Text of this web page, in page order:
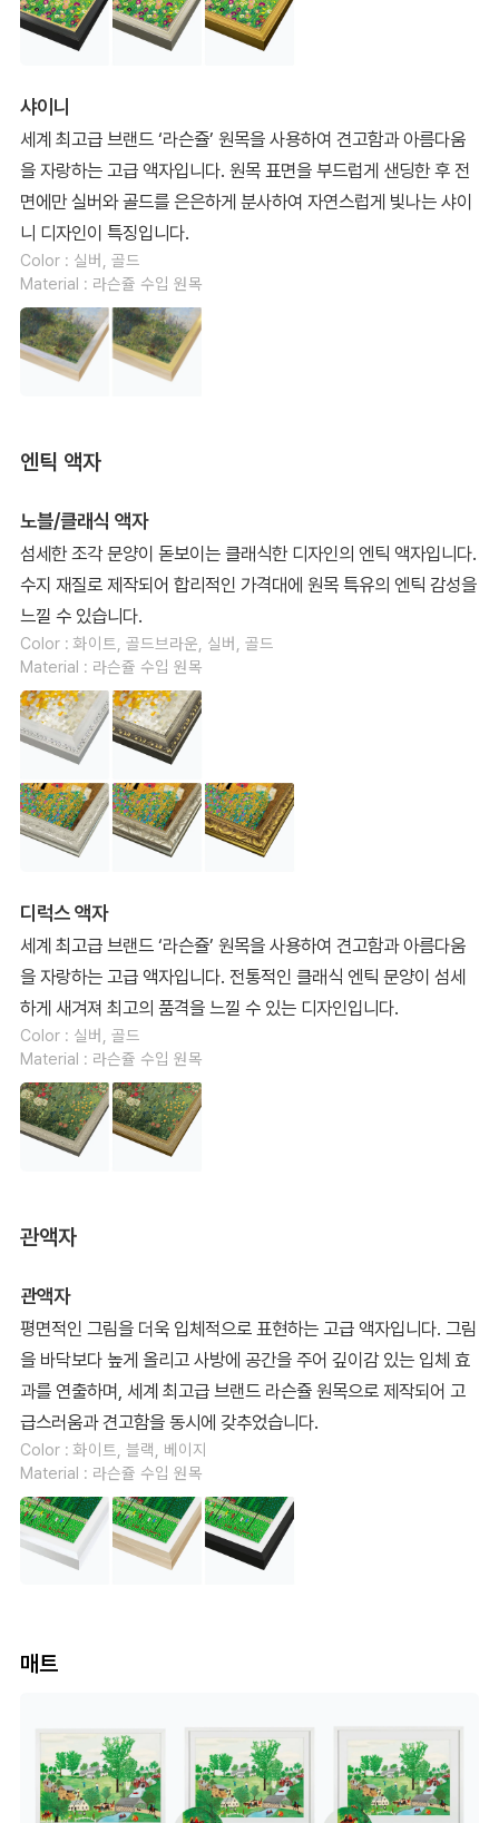
샤이니
세계 최고급 브랜드 ‘라슨쥴’ 원목을 사용하여 견고함과 아름다움
을 자랑하는 고급 액자입니다. 원목 표면을 부드럽게 샌딩한 후 전
면에만 실버와 골드를 은은하게 분사하여 자연스럽게 빛나는 샤이
니 디자인이 특징입니다.
Color : 실버, 골드
Material : 라슨쥴 수입 원목
엔틱 액자
노블/클래식 액자
섬세한 조각 문양이 돋보이는 클래식한 디자인의 엔틱 액자입니다.
수지 재질로 제작되어 합리적인 가격대에 원목 특유의 엔틱 감성을
느낄 수 있습니다.
Color : 화이트, 골드브라운, 실버, 골드
Material : 라슨쥴 수입 원목
디럭스 액자
세계 최고급 브랜드 ‘라슨쥴’ 원목을 사용하여 견고함과 아름다움
을 자랑하는 고급 액자입니다. 전통적인 클래식 엔틱 문양이 섬세
하게 새겨져 최고의 품격을 느낄 수 있는 디자인입니다.
Color : 실버, 골드
Material : 라슨쥴 수입 원목
관액자
관액자
평면적인 그림을 더욱 입체적으로 표현하는 고급 액자입니다. 그림
을 바닥보다 높게 올리고 사방에 공간을 주어 깊이감 있는 입체 효
과를 연출하며, 세계 최고급 브랜드 라슨쥴 원목으로 제작되어 고
급스러움과 견고함을 동시에 갖추었습니다.
Color : 화이트, 블랙, 베이지
Material : 라슨쥴 수입 원목
매트